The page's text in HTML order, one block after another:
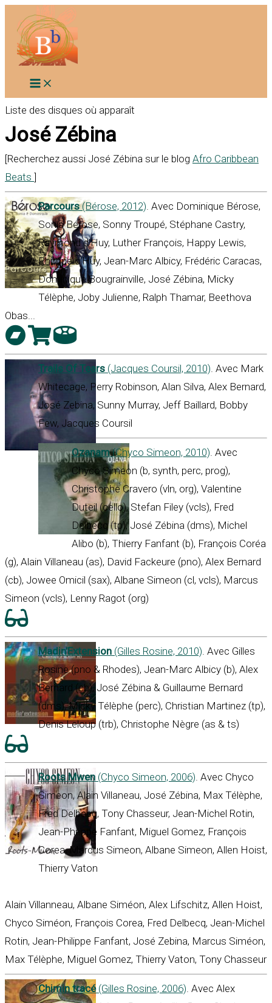
contenu
Liste des disques où apparaît
José Zébina
[Recherchez aussi José Zébina sur le blog Afro Caribbean
Beats ]
Parcours(Bérose, 2012). Avec Dominique Bérose,
Sonia Bérose, Sonny Troupé, Stéphane Castry,
Raymond d’Huy, Luther François, Happy Lewis,
Philippe d'Huy, Jean-Marc Albicy, Frédéric Caracas,
Dominique Bougrainville, José Zébina, Micky
Télèphe, Joby Julienne, Ralph Thamar, Beethova
Obas...
Trails Of Tears (Jacques Coursil, 2010). Avec Mark
Whitecage, Perry Robinson, Alan Silva, Alex Bernard,
José Zebina, Sunny Murray, Jeff Baillard, Bobby
Few, Jacques Coursil
Ozanam(Chyco Simeon, 2010). Avec
Chyco Simeon (b, synth, perc, prog),
Christophe Cravero (vln, org), Valentine
Duteil (cello), Stefan Filey (vcls), Fred
Delbecq (tp), José Zébina (dms), Michel
Alibo (b), Thierry Fanfant (b), François Coréa
(g), Alain Villaneau (as), David Fackeure (pno), Alex Bernard
(cb), Jowee Omicil (sax), Albane Simeon (cl, vcls), Marcus
Simeon (vcls), Lenny Ragot (org)
Madin’Extension (Gilles Rosine, 2010). Avec Gilles
Rosine (pno & Rhodes), Jean-Marc Albicy (b), Alex
Bernard (cb), José Zébina & Guillaume Bernard
(dms), Micky Télèphe (perc), Christian Martinez (tp),
Denis Leloup (trb), Christophe Nègre (as & ts)
Roots Mwen (Chyco Simeon, 2006). Avec Chyco
Simeon, Alain Villaneau, José Zébina, Max Télèphe,
Fred Delbecq, Tony Chasseur, Jean-Michel Rotin,
Jean-Philippe Fanfant, Miguel Gomez, François
Corea, Marcus Simeon, Albane Simeon, Allen Hoist,
Thierry Vaton
Alain Villanneau, Albane Siméon, Alex Lifschitz, Allen Hoist,
Chyco Siméon, François Corea, Fred Delbecq, Jean-Michel
Rotin, Jean-Philippe Fanfant, José Zebina, Marcus Siméon,
Max Télèphe, Miguel Gomez, Thierry Vaton, Tony Chasseur
Chimin tracé(Gilles Rosine, 2006). Avec Alex